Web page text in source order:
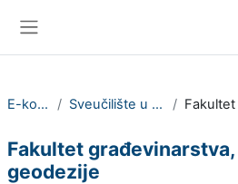
E-kolegiji Sveučilište u Mostaru
Fakultet
geodezije